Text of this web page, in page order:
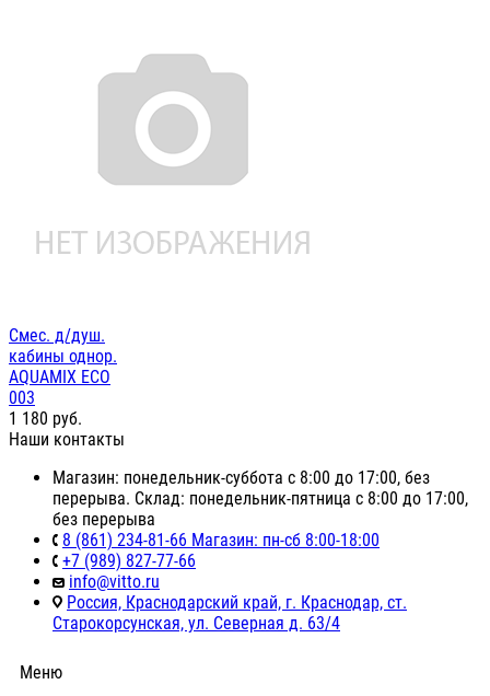
Смес. д/душ.
кабины однор.
AQUAMIX ECO
003
1 180 руб.
Наши контакты
Магазин: понедельник-суббота с 8:00 до 17:00, без
перерыва. Склад: понедельник-пятница с 8:00 до 17:00,
без перерыва
8 (861) 234-81-66 Магазин: пн-сб 8:00-18:00
+7 (989) 827-77-66
info@vitto.ru
Россия, Краснодарский край, г. Краснодар, ст.
Старокорсунская, ул. Северная д. 63/4
Меню